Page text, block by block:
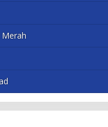
Merah